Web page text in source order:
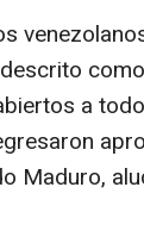
a
Maduro,